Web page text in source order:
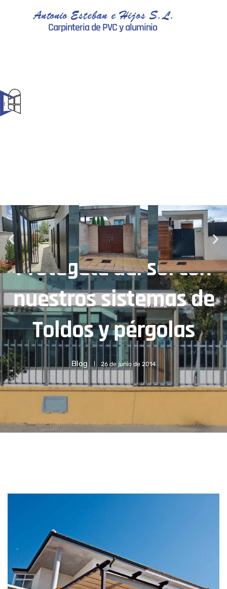
Antonio Esteban e Hijos S.L.
Carpinteria de PVC y aluminio
Protégete del sol con
nuestros sistemas de
Toldos y pérgolas
Blog 26 de junio de 2014